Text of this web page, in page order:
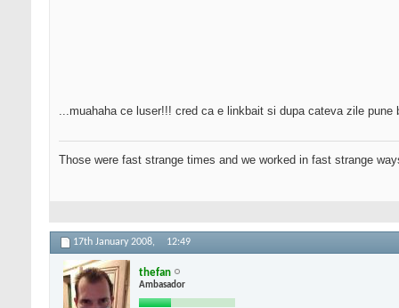
...muahaha ce luser!!! cred ca e linkbait si dupa cateva zile pune
Those were fast strange times and we worked in fast strange
17th January 2008, 12:49
thefan
Ambasador